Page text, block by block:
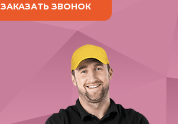
ЗАКАЗАТЬ ЗВОНОК